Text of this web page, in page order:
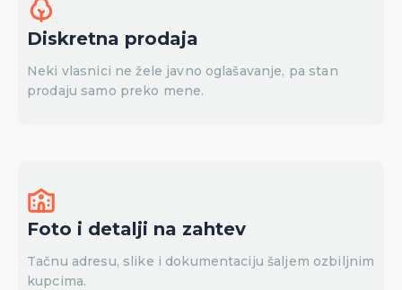
Diskretna prodaja
Neki vlasnici ne žele javno oglašavanje, pa stan
prodaju samo preko mene.
Foto i detalji na zahtev
Tačnu adresu, slike i dokumentaciju šaljem ozbiljnim
kupcima.